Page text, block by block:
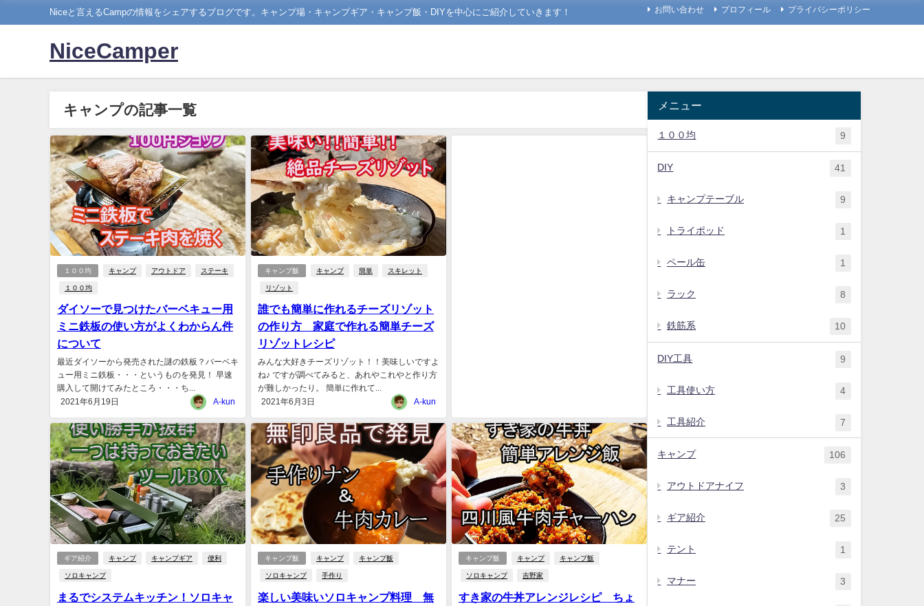
Niceと言えるCampの情報をシェアするブログです。キャンプ場・キャンプギア・キャンプ飯・DIYを中心にご紹介していきます！ お問い合わせ プロフィール プライバシーポリシー
NiceCamper
キャンプの記事一覧
１００均 キャンプ アウトドア ステーキ
１００均
ダイソーで見つけたバーベキュー用
ミニ鉄板の使い方がよくわからん件
について
最近ダイソーから発売された謎の鉄板？バーベキ
ュー用ミニ鉄板・・・というものを発見！ 早速
購入して開けてみたところ・・・ち...
2021年6月19日
A-kun
キャンプ飯 キャンプ 簡単 スキレット
リゾット
誰でも簡単に作れるチーズリゾット
の作り方 家庭で作れる簡単チーズ
リゾットレシピ
みんな大好きチーズリゾット！！美味しいですよ
ね♪ ですが調べてみると、あれやこれやと作り方
が難しかったり。 簡単に作れて...
2021年6月3日
A-kun
ギア紹介 キャンプ キャンプギア 便利
ソロキャンプ
まるでシステムキッチン！ソロキャ
キャンプ飯 キャンプ キャンプ飯
ソロキャンプ 手作り
楽しい美味いソロキャンプ料理 無
キャンプ飯 キャンプ キャンプ飯
ソロキャンプ 吉野家
すき家の牛丼アレンジレシピ ちょ
メニュー
１００均 9
DIY 41
キャンプテーブル 9
トライポッド 1
ペール缶 1
ラック 8
鉄筋系 10
DIY工具 9
工具使い方 4
工具紹介 7
キャンプ 106
アウトドアナイフ 3
ギア紹介 25
テント 1
マナー 3